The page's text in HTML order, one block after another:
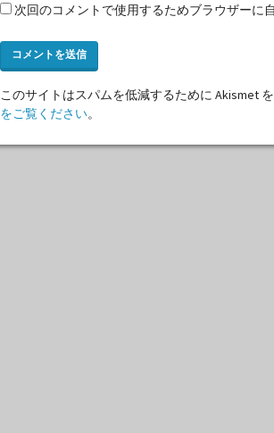
次回のコメントで使用するためブラウザーに
このサイトはスパムを低減するために Akismet を
をご覧ください。